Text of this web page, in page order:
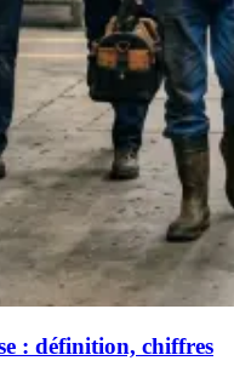
: définition, chiffres